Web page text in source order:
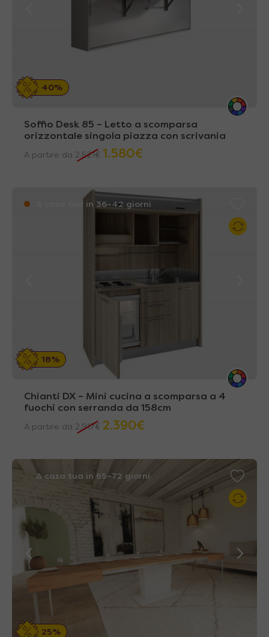
40%
Soffio Desk 85 – Letto a scomparsa
orizzontale singola piazza con scrivania
A partire da 2.621 € 1.580€
A casa tua in 36~42 giorni
18%
Chianti DX – Mini cucina a scomparsa a 4
fuochi con serranda da 158cm
A partire da 2.917 € 2.390€
A casa tua in 65~72 giorni
25%